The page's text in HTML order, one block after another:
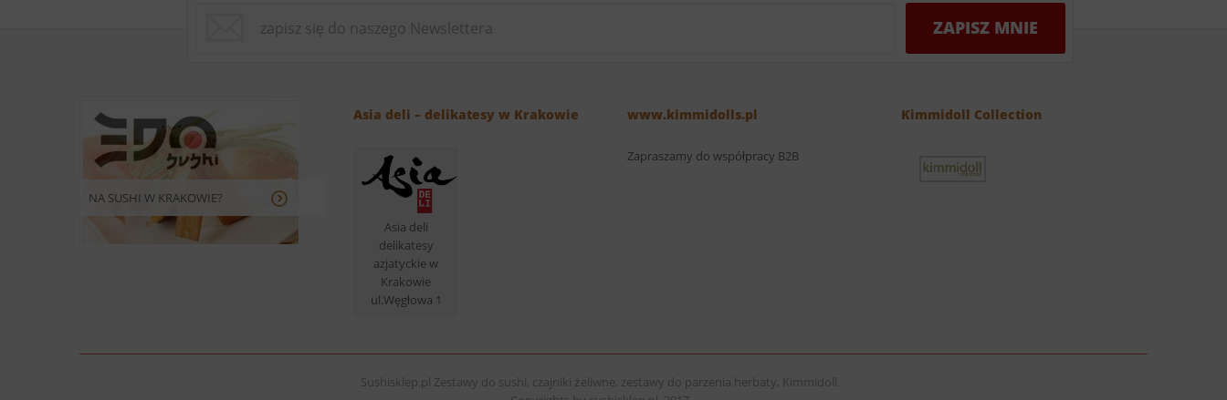
NA SUSHI W KRAKOWIE?
Asia deli – delikatesy w Krakowie
Asia deli
delikatesy
azjatyckie w
Krakowie
ul.Węgłowa 1
www.kimmidolls.pl
Zapraszamy do współpracy B2B
Kimmidoll Collection
Sushisklep.pl Zestawy do sushi, czajniki żeliwne, zestawy do parzenia herbaty, Kimmidoll.